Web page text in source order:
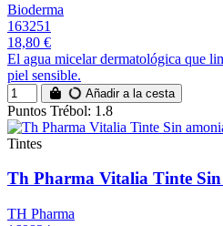
Bioderma
163251
18,80 €
El agua micelar dermatológica que
piel sensible.
Añadir a la cesta
Puntos Trébol: 1.8
Tintes
Th Pharma Vitalia Tinte Sin
TH Pharma